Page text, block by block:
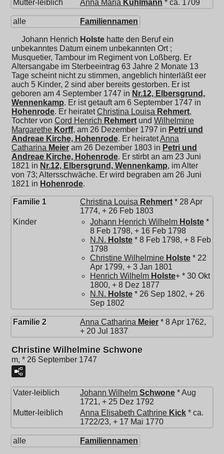
Mutter-leiblich Anna Maria Kuhlmann * ca. 1709
alle Familiennamen
Johann Henrich Holste hatte den Beruf ein
unbekanntes Datum einem unbekannten Ort ;
Musquetier, Tambour im Regiment von Loßberg. Er
Altersangabe im Sterbeeintrag 63 Jahre 2 Monate 13
Tage scheint nicht zu stimmen, angeblich hinterläßt eer
auch 5 Kinder, 2 sind aber bereits gestorben. Er ist
geboren am 4 September 1747 in Nr.12, Elbersgrund,
Wennenkamp. Er ist getauft am 6 September 1747 in
Hohenrode. Er heiratetChristina Louisa Rehmert,
Tochter von Cord Henrich Rehmert und Wilhelmine
Margarethe Korff, am 26 Dezember 1797 in Petri und
Andreae Kirche, Hohenrode. Er heiratetAnna
Catharina Meier am 26 Dezember 1803 in Petri und
Andreae Kirche, Hohenrode. Er stirbt an am 23 Juni
1821 in Nr.12, Elbersgrund, Wennenkamp, im Alter
von 73; Altersschwäche. Er wird begraben am 26 Juni
1821 in Hohenrode.
Familie 1 Christina Louisa Rehmert * 28 Apr
1774, + 26 Feb 1803
Kinder
Johann Henrich Wilhelm Holste *
8 Feb 1798, + 16 Feb 1798
N.N. Holste * 8 Feb 1798, + 8 Feb
1798
Christine Wilhelmine Holste * 22
Apr 1799, + 3 Jan 1801
Henrich Wilhelm Holste+ * 30 Okt
1800, + 8 Dez 1877
N.N. Holste * 26 Sep 1802, + 26
Sep 1802
Familie 2 Anna Catharina Meier * 8 Apr 1762,
+ 20 Jul 1837
Christine Wilhelmine Schwone
m, * 26 September 1747
Vater-leiblich Johann Wilhelm Schwone * Aug
1721, + 25 Dez 1792
Mutter-leiblich
Anna Elisabeth Cathrine Kick * ca.
1722/23, + 17 Mai 1770
alle Familiennamen